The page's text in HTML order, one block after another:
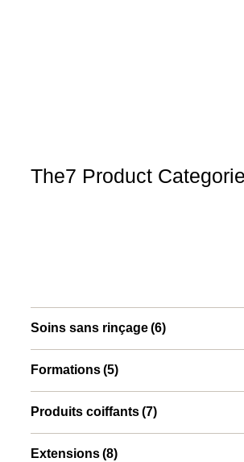
The7 Product
Soins sans rinçage(6)
Formations(5)
Produits coiffants(7)
Extensions(8)